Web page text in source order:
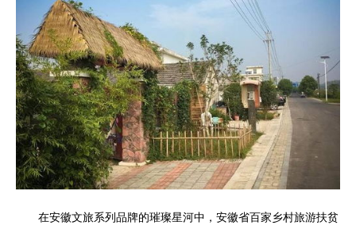
在安徽文旅系列品牌的璀璨星河中，安徽省百家乡村旅游扶贫